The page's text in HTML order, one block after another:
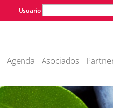
Usuario
Agenda Asociados